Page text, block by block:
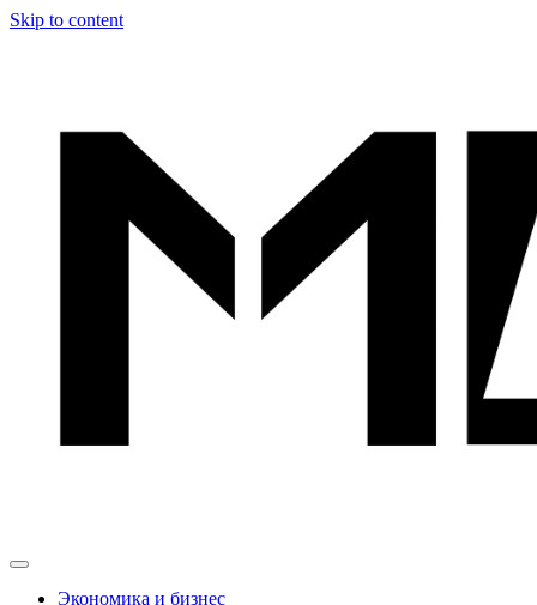
Skip to content
Экономика и бизнес